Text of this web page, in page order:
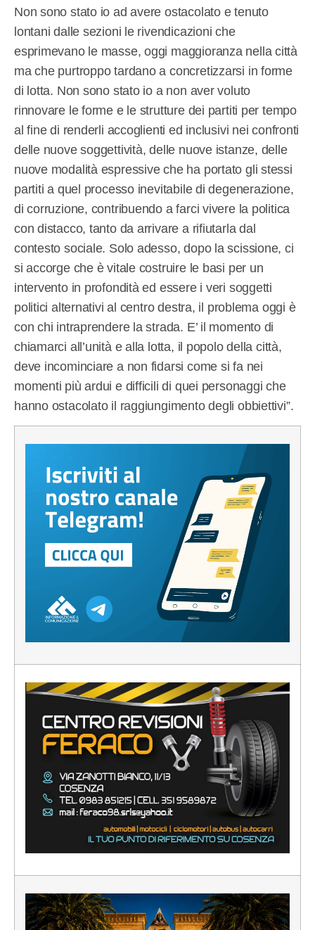
Non sono stato io ad avere ostacolato e tenuto
lontani dalle sezioni le rivendicazioni che
esprimevano le masse, oggi maggioranza nella città
ma che purtroppo tardano a concretizzarsi in forme
di lotta. Non sono stato io a non aver voluto
rinnovare le forme e le strutture dei partiti per tempo
al fine di renderli accoglienti ed inclusivi nei confronti
delle nuove soggettività, delle nuove istanze, delle
nuove modalità espressive che ha portato gli stessi
partiti a quel processo inevitabile di degenerazione,
di corruzione, contribuendo a farci vivere la politica
con distacco, tanto da arrivare a rifiutarla dal
contesto sociale. Solo adesso, dopo la scissione, ci
si accorge che è vitale costruire le basi per un
intervento in profondità ed essere i veri soggetti
politici alternativi al centro destra, il problema oggi è
con chi intraprendere la strada. E’ il momento di
chiamarci all’unità e alla lotta, il popolo della città,
deve incominciare a non fidarsi come si fa nei
momenti più ardui e difficili di quei personaggi che
hanno ostacolato il raggiungimento degli obbiettivi”.